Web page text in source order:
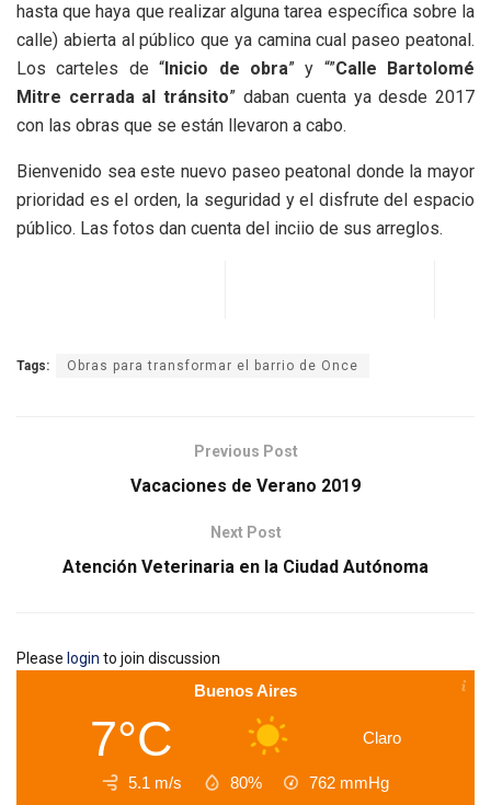
hasta que haya que realizar alguna tarea específica sobre la
calle) abierta al público que ya camina cual paseo peatonal.
Los carteles de “ Inicio de obra” y “”Calle Bartolomé
Mitre cerrada al tránsito” daban cuenta ya desde 2017
con las obras que se están llevaron a cabo.
Bienvenido sea este nuevo paseo peatonal donde la mayor
prioridad es el orden, la seguridad y el disfrute del espacio
público. Las fotos dan cuenta del inciio de sus arreglos.
Tags: Obras para transformar el barrio de Once
Previous Post
Vacaciones de Verano 2019
Next Post
Atención Veterinaria en la Ciudad Autónoma
Please login to join discussion
Buenos Aires
7°C Claro
5.1 m/s 80% 762 mmHg